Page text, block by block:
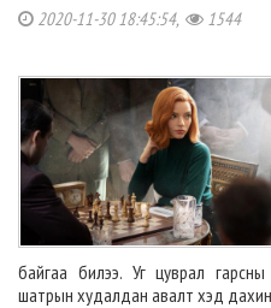
2020-11-30 18:45:54, 1544
байгаа билээ. Уг цуврал
шатрын худалдан авалт хэд